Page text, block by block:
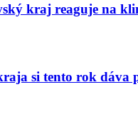
kraj reaguje na
si tento rok dáva